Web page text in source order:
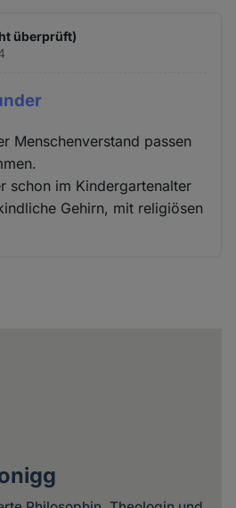
überprüft)
Menschenverstand passen
schon im Kindergartenalter
Gehirn, mit religiösen